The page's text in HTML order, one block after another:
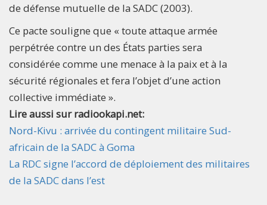
de défense mutuelle de la SADC (2003).
Ce pacte souligne que « toute attaque armée
perpétrée contre un des États parties sera
considérée comme une menace à la paix et à la
sécurité régionales et fera l’objet d’une action
collective immédiate ».
Lire aussi sur radiookapi.net:
Nord-Kivu : arrivée du contingent militaire Sud-
africain de la SADC à Goma
La RDC signe l’accord de déploiement des militaires
de la SADC dans l’est